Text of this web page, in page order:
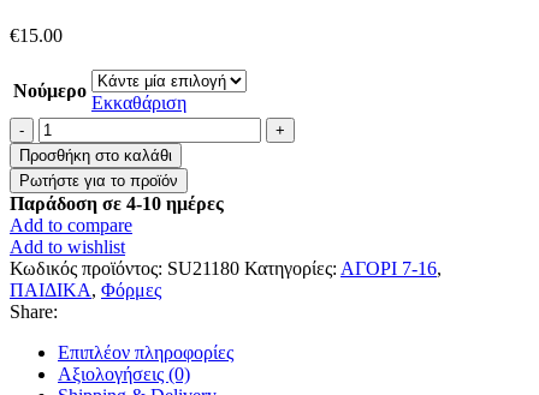
€15.00
Νούμερο
Εκκαθάριση
Παιδική
Φόρμα
”
Σκούρο
Μπλέ
–
Πράσινο
“
ποσότητα
Προσθήκη στο καλάθι
Παράδοση σε 4-10 ημέρες
Add to compare
Add to wishlist
Κωδικός προϊόντος: SU21180 Κατηγορίες: ΑΓΟΡΙ 7-16,
ΠΑΙΔΙΚΑ, Φόρμες
Share:
Επιπλέον πληροφορίες
Αξιολογήσεις (0)